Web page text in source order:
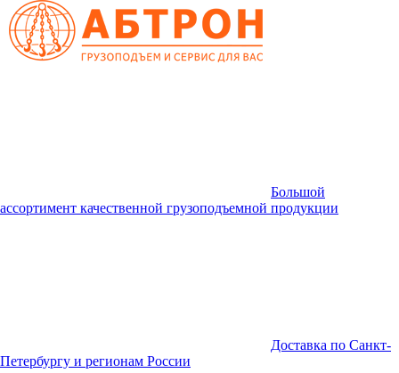
Большой
ассортимент качественной грузоподъемной продукции
Доставка по Санкт-
Петербургу и регионам России